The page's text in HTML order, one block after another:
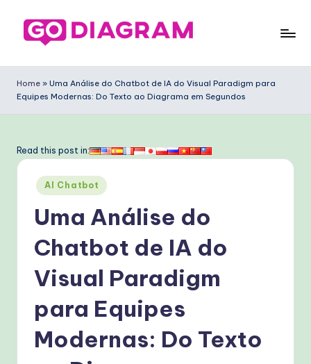
o
D
g
ra
m
rt
Home » Uma Análise do Chatbot de IA do Visual Paradigm para
Equipes Modernas: Do Texto ao Diagrama em Segundos
Read this post in:
Posted
in
AI Chatbot
Uma Análise do
Chatbot de IA do
Visual Paradigm
para Equipes
Modernas: Do Texto